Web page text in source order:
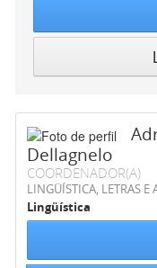
Dellagnelo
COORDENADOR(A)
LINGÜÍSTICA, LETRAS E
Lingüística